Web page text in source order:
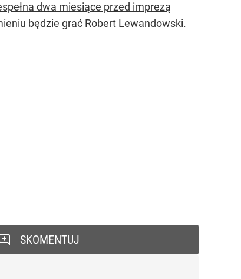
dwa miesiące przed imprezą
będzie grać Robert Lewandowski.
SKOMENTUJ